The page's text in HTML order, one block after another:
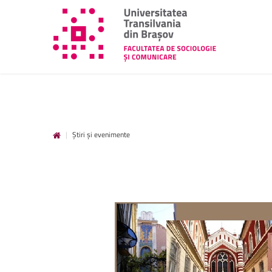
administrative și
desfășoară în universitate.
www.unitbv.ro
| Știri și evenimente